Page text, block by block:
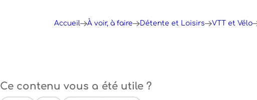
Accueil À voir, à faire Détente et Loisirs VTT et Vélo
Ce contenu vous a été utile ?